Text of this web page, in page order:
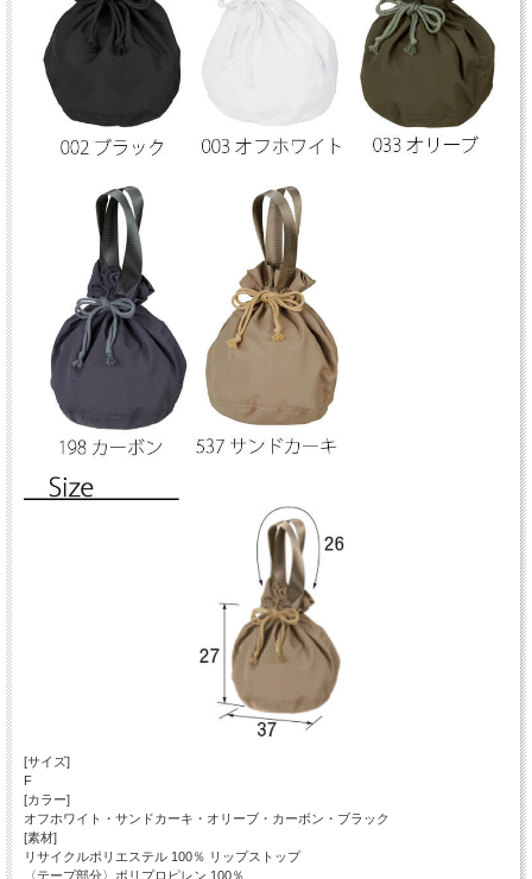
[サイズ]
F
[カラー]
オフホワイト・サンドカーキ・オリーブ・カーボン・ブラック
[素材]
リサイクルポリエステル 100％ リップストップ
〈テープ部分〉ポリプロピレン 100％